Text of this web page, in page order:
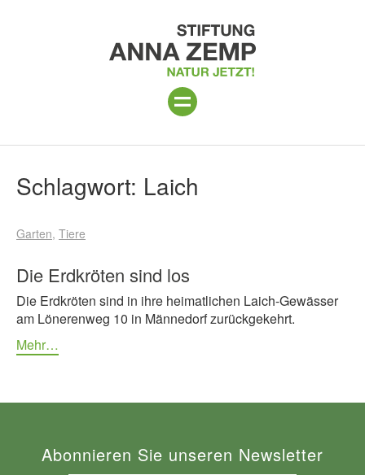
PROGRAMM 2026
PROJEKTE
BESUCH
UNTERSTÜTZEN
ÜBER UNS
Schlagwort: Laich
Garten Tiere
Die Erdkröten sind los
Die Erdkröten sind in ihre heimatlichen Laich-Gewässer
am Lönerenweg 10 in Männedorf zurückgekehrt.
Mehr…
Abonnieren Sie unseren Newsletter